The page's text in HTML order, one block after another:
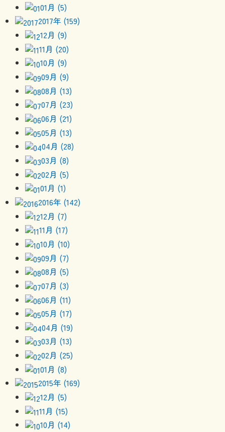
01月 (5)
2017年 (159)
12月 (9)
11月 (20)
10月 (9)
09月 (9)
08月 (13)
07月 (23)
06月 (21)
05月 (13)
04月 (28)
03月 (8)
02月 (5)
01月 (1)
2016年 (142)
12月 (7)
11月 (17)
10月 (10)
09月 (7)
08月 (5)
07月 (3)
06月 (11)
05月 (17)
04月 (19)
03月 (13)
02月 (25)
01月 (8)
2015年 (169)
12月 (5)
11月 (15)
10月 (14)